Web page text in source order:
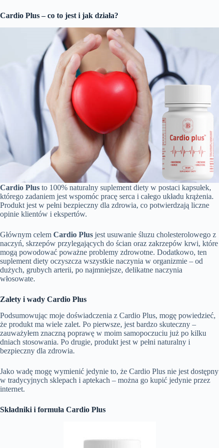
Cardio Plus – co to jest i jak działa?
Cardio Plus to 100% naturalny suplement diety w postaci kapsułek,
którego zadaniem jest wspomóc pracę serca i całego układu krążenia.
Produkt jest w pełni bezpieczny dla zdrowia, co potwierdzają liczne
opinie klientów i ekspertów.
Głównym celem Cardio Plus jest usuwanie śluzu cholesterolowego z
naczyń, skrzepów przylegających do ścian oraz zakrzepów krwi, które
mogą powodować poważne problemy zdrowotne. Dodatkowo, ten
suplement diety oczyszcza wszystkie naczynia w organizmie – od
dużych, grubych arterii, po najmniejsze, delikatne naczynia
włosowate.
Zalety i wady Cardio Plus
Podsumowując moje doświadczenia z Cardio Plus, mogę powiedzieć,
że produkt ma wiele zalet. Po pierwsze, jest bardzo skuteczny –
zauważyłem znaczną poprawę w moim samopoczuciu już po kilku
dniach stosowania. Po drugie, produkt jest w pełni naturalny i
bezpieczny dla zdrowia.
Jako wadę mogę wymienić jedynie to, że Cardio Plus nie jest dostępny
w tradycyjnych sklepach i aptekach – można go kupić jedynie przez
internet.
Składniki i formuła Cardio Plus